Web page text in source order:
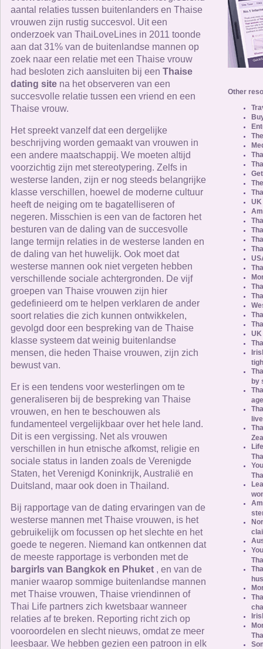
aantal relaties tussen buitenlanders en Thaise
vrouwen zijn rustig succesvol. Uit een
onderzoek van ThaiLoveLines in 2011 toonde
aan dat 31% van de buitenlandse mannen op
zoek naar een relatie met een Thaise vrouw
had besloten zich aansluiten bij een Thaise
dating site na het observeren van een
succesvolle relatie tussen een vriend en een
Thaise vrouw.
Het spreekt vanzelf dat een dergelijke
beschrijving worden gemaakt van vrouwen in
een andere maatschappij. We moeten altijd
voorzichtig zijn met stereotypering. Zelfs in
westerse landen, zijn er nog steeds belangrijke
klasse verschillen, hoewel de moderne cultuur
heeft de neiging om te bagatelliseren of
negeren. Misschien is een van de factoren het
besturen van de daling van de succesvolle
lange termijn relaties in de westerse landen en
de daling van het huwelijk. Ook moet dat
westerse mannen ook niet vergeten hebben
verschillende sociale achtergronden. De vijf
groepen van Thaise vrouwen zijn hier
gedefinieerd om te helpen verklaren de ander
soort relaties die zich kunnen ontwikkelen,
gevolgd door een bespreking van de Thaise
klasse systeem dat weinig buitenlandse
mensen, die heden Thaise vrouwen, zijn zich
bewust van.
Er is een tendens voor westerlingen om te
generaliseren bij de bespreking van Thaise
vrouwen, en hen te beschouwen als
fundamenteel vergelijkbaar over het hele land.
Dit is een vergissing. Net als vrouwen
verschillen in hun etnische afkomst, religie en
sociale status in landen zoals de Verenigde
Staten, het Verenigd Koninkrijk, Australië en
Duitsland, maar ook doen in Thailand.
Bij rapportage van de dating ervaringen van de
westerse mannen met Thaise vrouwen, is het
gebruikelijk om focussen op het slechte en het
goede te negeren. Niemand kan ontkennen dat
de meeste rapportage is verbonden met de
bargirls van Bangkok en Phuket , en van de
manier waarop sommige buitenlandse mannen
met Thaise vrouwen, Thaise vriendinnen of
Thai Life partners zich kwetsbaar wanneer
relaties af te breken. Reporting richt zich op
vooroordelen en slecht nieuws, omdat ze meer
leesbaar. We hebben gezien een patroon in elk
Other
UK
UK
by